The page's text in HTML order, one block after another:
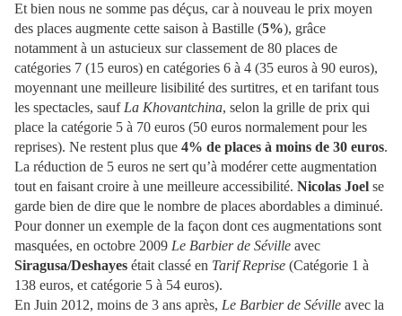
Et bien nous ne somme pas déçus, car à nouveau le prix moyen
des places augmente cette saison à Bastille (5%), grâce
notamment à un astucieux sur classement de 80 places de
catégories 7 (15 euros) en catégories 6 à 4 (35 euros à 90 euros),
moyennant une meilleure lisibilité des surtitres, et en tarifant tous
les spectacles, sauf La Khovantchina, selon la grille de prix qui
place la catégorie 5 à 70 euros (50 euros normalement pour les
reprises). Ne restent plus que 4% de places à moins de 30 euros.
La réduction de 5 euros ne sert qu’à modérer cette augmentation
tout en faisant croire à une meilleure accessibilité. Nicolas Joel se
garde bien de dire que le nombre de places abordables a diminué.
Pour donner un exemple de la façon dont ces augmentations sont
masquées, en octobre 2009 Le Barbier de Séville avec
Siragusa/Deshayes était classé en Tarif Reprise (Catégorie 1 à
138 euros, et catégorie 5 à 54 euros).
En Juin 2012, moins de 3 ans après, Le Barbier de Séville avec la